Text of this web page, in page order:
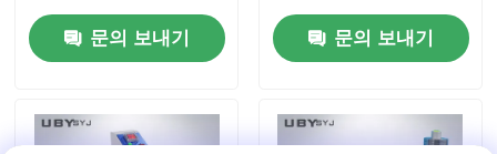
속도 내구성 테스트
문의 보내기
무게 2LB/6LB로 고무
부착 저항 테스트
문의 보내기